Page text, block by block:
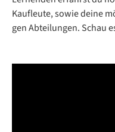
Kauf­leu­te, so­wie dei­ne
gen Ab­tei­lun­gen. Schau